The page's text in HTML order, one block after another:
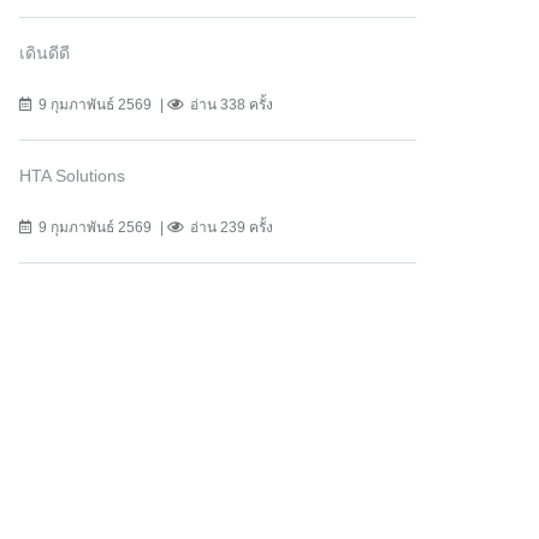
เดินดีดี
9 กุมภาพันธ์ 2569 อ่าน 338 ครั้ง
HTA Solutions
9 กุมภาพันธ์ 2569 อ่าน 239 ครั้ง